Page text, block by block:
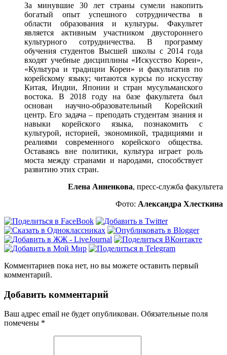
За минувшие 30 лет страны сумели накопить
богатый опыт успешного сотрудничества в
области образования и культуры. Факультет
является активным участником двустороннего
культурного сотрудничества. В программу
обучения студентов Высшей школы с 2014 года
входят учебные дисциплины «Искусство Кореи»,
«Культура и традиции Кореи» и факультатив по
корейскому языку; читаются курсы по искусству
Китая, Индии, Японии и стран мусульманского
востока. В 2018 году на базе факультета был
основан научно-образовательный Корейский
центр. Его задача – преподать студентам знания и
навыки корейского языка, познакомить с
культурой, историей, экономикой, традициями и
реалиями современного корейского общества.
Оставаясь вне политики, культура играет роль
моста между странами и народами, способствует
развитию этих стран.
Елена Анненкова, пресс-служба факультета
Фото: Александра Хлесткина
Комментариев пока нет, но вы можете оставить первый
комментарий.
Добавить комментарий
Ваш адрес email не будет опубликован. Обязательные поля
помечены *